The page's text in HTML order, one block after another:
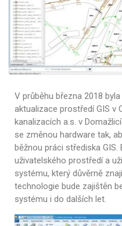
V průběhu března 2018
aktualizace prostředí GIS v
kanalizacích a.s. v
se změnou hardware tak,
běžnou práci střediska GIS.
uživatelského prostředí a
systému, který důvěrně
technologie bude zajištěn
systému i do dalších let.